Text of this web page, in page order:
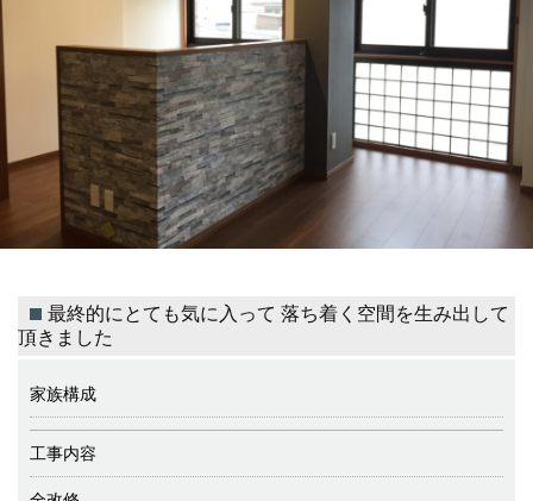
最終的にとても気に入って 落ち着く空間を生み出して
頂きました
家族構成
工事内容